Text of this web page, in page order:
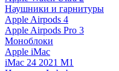
Наушники и гарнитуры
Apple Airpods 4
Apple Airpods Pro 3
Моноблоки
Apple iMac
iMac 24 2021 M1